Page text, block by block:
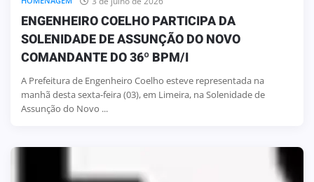
ENGENHEIRO COELHO PARTICIPA DA
SOLENIDADE DE ASSUNÇÃO DO NOVO
COMANDANTE DO 36º BPM/I
A Prefeitura de Engenheiro Coelho esteve representada na
manhã desta sexta-feira (03), em Limeira, na Solenidade de
Assunção do Novo ...